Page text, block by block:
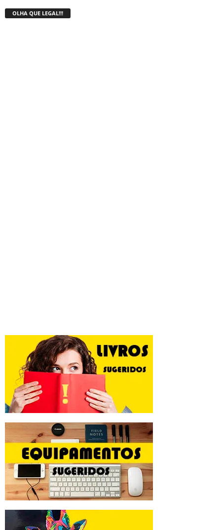
OLHA QUE LEGAL!!!